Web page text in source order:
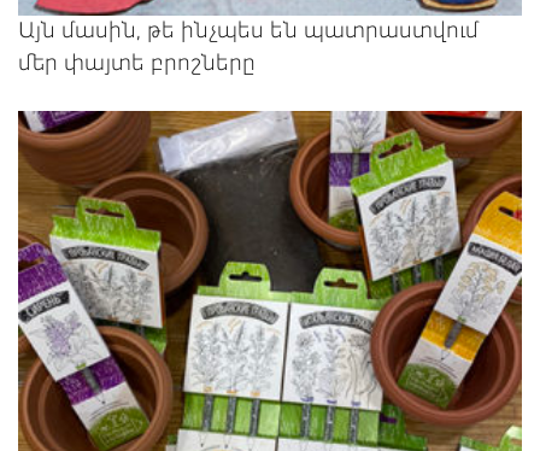
Այն մասին, թե ինչպես են պատրաստվում
մեր փայտե բրոշները